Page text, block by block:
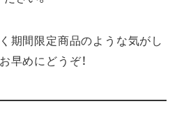
期間限定商品のような気がし
早めにどうぞ！